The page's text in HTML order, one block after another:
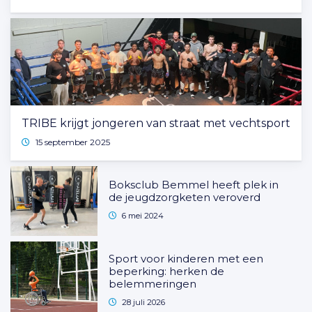
TRIBE krijgt jongeren van straat met vechtsport
15 september 2025
Boksclub Bemmel heeft plek in
de jeugdzorgketen veroverd
6 mei 2024
Sport voor kinderen met een
beperking: herken de
belemmeringen
28 juli 2026